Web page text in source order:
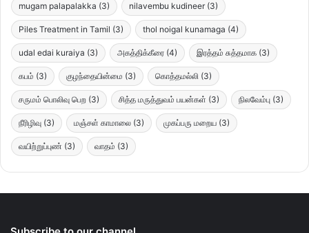
mugam palapalakka (3) nilavembu kudineer (3)
Piles Treatment in Tamil (3) thol noigal kunamaga (4)
udal edai kuraiya (3) அகத்திக்கீரை (4) இரத்தம் சுத்தமாக (3)
கபம் (3) குழந்தையின்மை (3) கொத்தமல்லி (3)
சருமம் பொலிவு பெற (3) சித்த மருத்துவம் பயன்கள் (3) நிலவேம்பு (3)
நீரிழிவு (3) மஞ்சள் காமாலை (3) முகப்பரு மறைய (3)
வயிற்றுப்புண் (3) வாதம் (3)